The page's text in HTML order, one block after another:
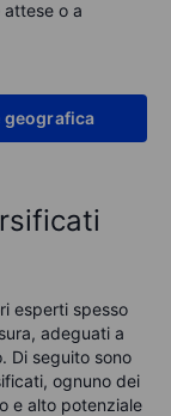
o a
esperti spesso
adeguati a
Di seguito sono
ognuno dei
e alto potenziale